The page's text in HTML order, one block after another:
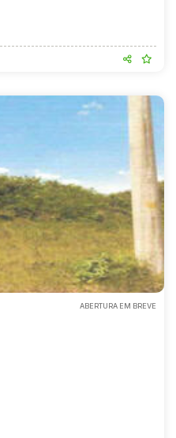
ABERTURA EM BREVE